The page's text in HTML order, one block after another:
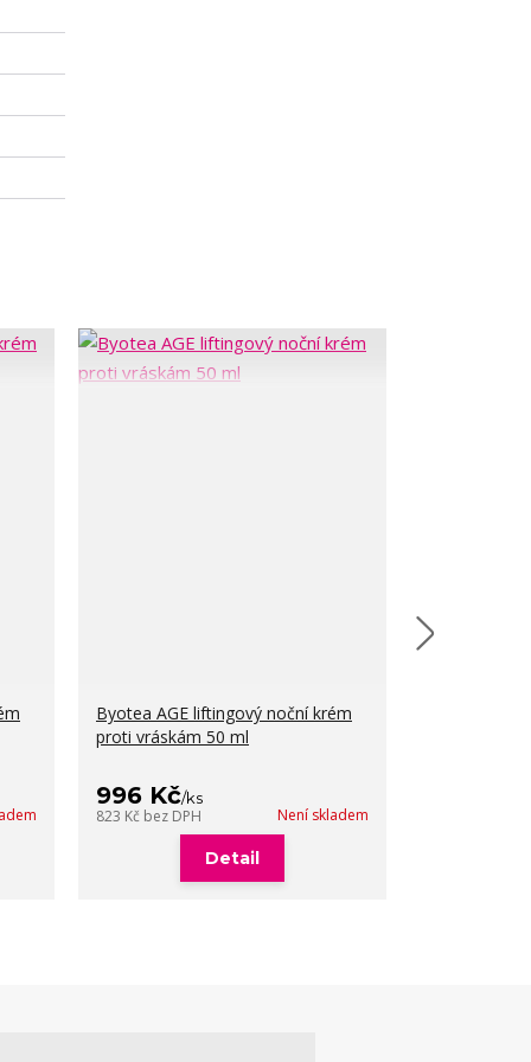
Byotea AGE liftingový noční krém
proti vráskám 50 ml
996 Kč/ks
823 Kč bez DPH Není skladem
Detail